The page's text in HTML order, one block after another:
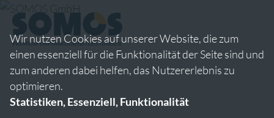
Wir nutzen Cookies auf unserer Website, die zum
einen essenziell für die Funktionalität der Seite sind und
zum anderen dabei helfen, das Nutzererlebnis zu
optimieren.
Statistiken, Essenziell, Funktionalität